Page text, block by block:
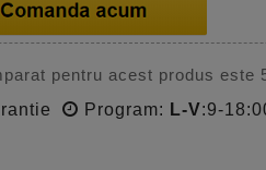
pentru acest produs este
Program: L-V:9-